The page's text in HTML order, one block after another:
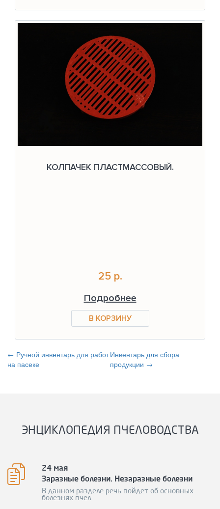
КОЛПАЧЕК ПЛАСТМАССОВЫЙ.
25 р.
Подробнее
← Ручной инвентарь для работ
на пасеке
Инвентарь для сбора
продукции →
ЭНЦИКЛОПЕДИЯ ПЧЕЛОВОДСТВА
24 мая
Заразные болезни. Незаразные болезни
В данном разделе речь пойдет об основных
болезнях пчел